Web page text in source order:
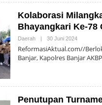
Kolaborasi
Bhayangkari Ke-78
Daerah | 30 Juni 2024Oleh
ReformasiAktual.com//
Banjar, Kapolres Banjar AKBP
Penutupan